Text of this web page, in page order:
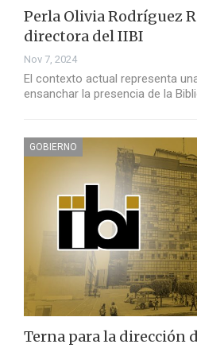
Perla Olivia Rodríguez
directora del IIBI
Nov 7, 2024
El contexto actual representa
ensanchar la presencia de la
GOBIERNO
Terna para la dirección